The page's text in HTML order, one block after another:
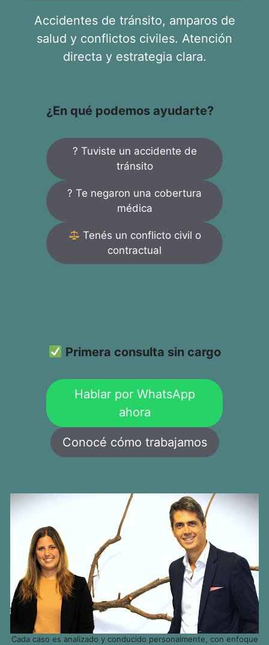
Accidentes de tránsito, amparos de
salud y conflictos civiles. Atención
directa y estrategia clara.
¿En qué podemos ayudarte?
? Tuviste un accidente de
tránsito
? Te negaron una cobertura
médica
Tenés un conflicto civil o
contractual
Primera consulta sin cargo
Hablar por WhatsApp
ahora
Conocé cómo trabajamos
Cada caso es analizado y conducido personalmente, con enfoque